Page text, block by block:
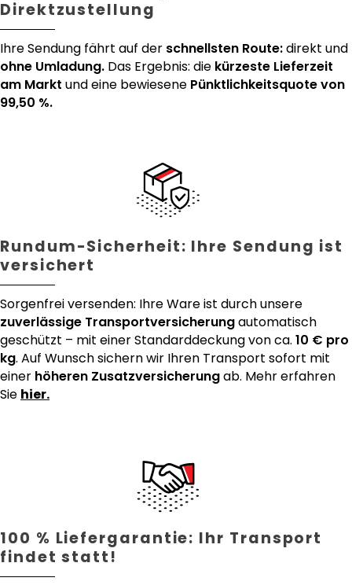
Direktzustellung
Ihre Sendung fährt auf der schnellsten Route:direkt und
ohne Umladung. Das Ergebnis: die kürzeste Lieferzeit
am Markt und eine bewiesene Pünktlichkeitsquote von
99,50 %.
Rundum-Sicherheit: Ihre Sendung ist
versichert
Sorgenfrei versenden: Ihre Ware ist durch unsere
zuverlässige Transportversicherungautomatisch
geschützt – mit einer Standarddeckung von ca. 10 € pro
kg. Auf Wunsch sichern wir Ihren Transport sofort mit
einer höheren Zusatzversicherungab. Mehr erfahren
Sie hier.
100 % Liefergarantie: Ihr Transport
findet statt!